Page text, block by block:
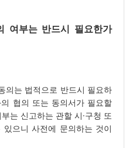
여부는 반드시 필요한가
의는 법적으로 반드시 필요하
협의 또는 동의서가 필요할
는 신고하는 관할 시·구청 또
으니 사전에 문의하는 것이